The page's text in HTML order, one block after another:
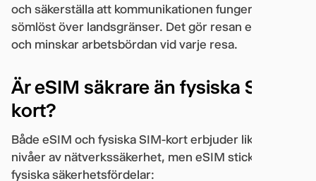
och säkerställa att kommunikationen fungerar
sömlöst över landsgränser. Det gör resan enklare
och minskar arbetsbördan vid varje resa.
Är eSIM säkrare än fysiska SIM-
kort?
Både eSIM och fysiska SIM-kort erbjuder liknande
nivåer av nätverkssäkerhet, men eSIM sticker ut för
fysiska säkerhetsfördelar: